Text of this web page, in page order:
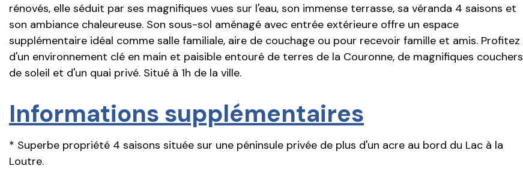
rénovés, elle séduit par ses magnifiques vues sur l'eau, son immense terrasse, sa véranda 4 saisons et
son ambiance chaleureuse. Son sous-sol aménagé avec entrée extérieure offre un espace
supplémentaire idéal comme salle familiale, aire de couchage ou pour recevoir famille et amis. Profitez
d'un environnement clé en main et paisible entouré de terres de la Couronne, de magnifiques couchers
de soleil et d'un quai privé. Situé à 1h de la ville.
Informations supplémentaires
* Superbe propriété 4 saisons située sur une péninsule privée de plus d'un acre au bord du Lac à la
Loutre.